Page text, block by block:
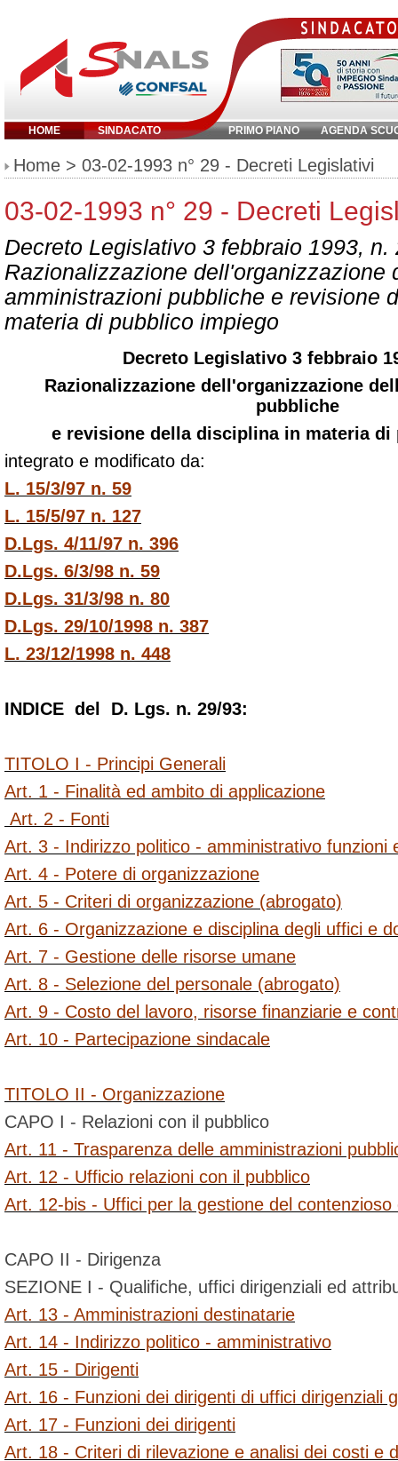
HOME SINDACATO PRIMO PIANO AGENDA
Inserisci parola chiave:
Home > 03-02-1993 n° 29 - Decreti Legislativi
03-02-1993 n° 29 - Decreti
Decreto Legislativo 3 febbraio 1993, n.
Razionalizzazione dell'organizzazione
amministrazioni pubbliche e revisione
materia di pubblico impiego
Decreto Legislativo 3 febbraio
Razionalizzazione dell'organizzazione
pubbliche
e revisione della disciplina in materia
integrato e modificato da:
L. 15/3/97 n. 59
L. 15/5/97 n. 127
D.Lgs. 4/11/97 n. 396
D.Lgs. 6/3/98 n. 59
D.Lgs. 31/3/98 n. 80
D.Lgs. 29/10/1998 n. 387
L. 23/12/1998 n. 448
INDICE del D. Lgs. n. 29/93:
TITOLO I - Principi Generali
Art. 1 - Finalità ed ambito di applicazione
Art. 2 - Fonti
Art. 3 - Indirizzo politico - amministrativo funzioni
Art. 4 - Potere di organizzazione
Art. 5 - Criteri di organizzazione (abrogato)
Art. 6 - Organizzazione e disciplina degli uffici e
Art. 7 - Gestione delle risorse umane
Art. 8 - Selezione del personale (abrogato)
Art. 9 - Costo del lavoro, risorse finanziarie e
Art. 10 - Partecipazione sindacale
TITOLO II - Organizzazione
CAPO I - Relazioni con il pubblico
Art. 11 - Trasparenza delle amministrazioni
Art. 12 - Ufficio relazioni con il pubblico
Art. 12-bis - Uffici per la gestione del contenzioso
CAPO II - Dirigenza
SEZIONE I - Qualifiche, uffici dirigenziali ed
Art. 13 - Amministrazioni destinatarie
Art. 14 - Indirizzo politico - amministrativo
Art. 15 - Dirigenti
Art. 16 - Funzioni dei dirigenti di uffici dirigenziali
Art. 17 - Funzioni dei dirigenti
Art. 18 - Criteri di rilevazione e analisi dei costi e